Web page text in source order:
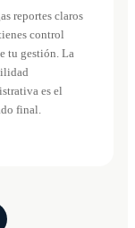
reportes claros
control
tu gestión. La
es el
final.